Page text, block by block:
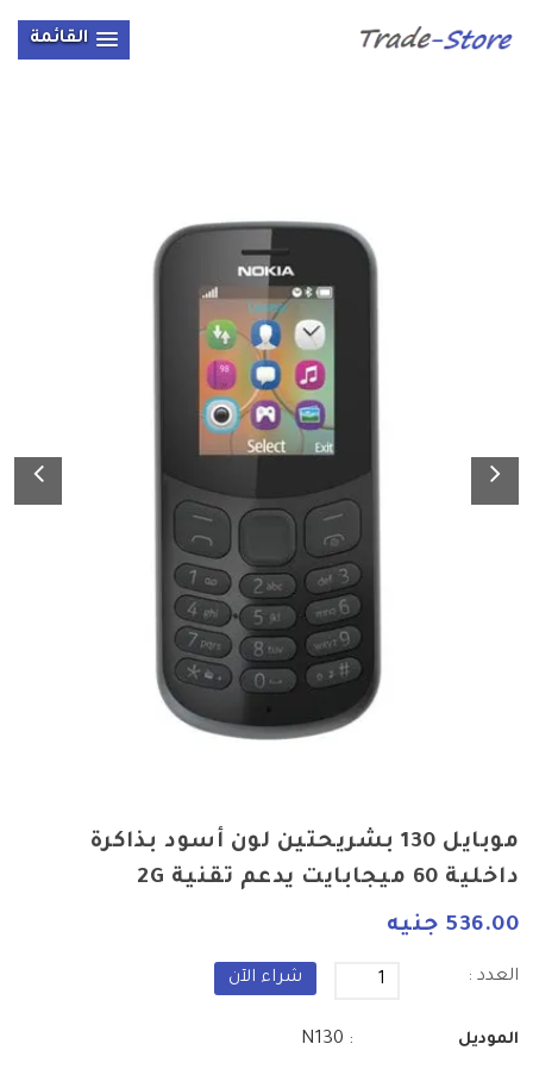
القائمة
موبايل 130 بشريحتين لون أسود بذاكرة
داخلية 60 ميجابايت يدعم تقنية 2G
536.00 جنيه
العدد : شراء الآن
الموديل : N130